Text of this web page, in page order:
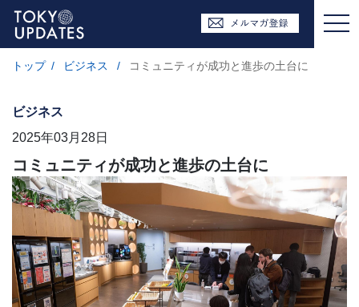
トップ / ビジネス / コミュニティが成功と進歩の土台に
ビジネス
2025年03月28日
コミュニティが成功と進歩の土台に